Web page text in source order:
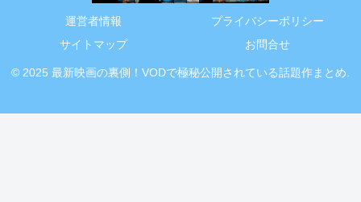
運営者情報
プライバシーポリシー
サイトマップ
お問合せ
© 2025 最新映画の裏側！VODで極秘公開されている話題作まとめ.